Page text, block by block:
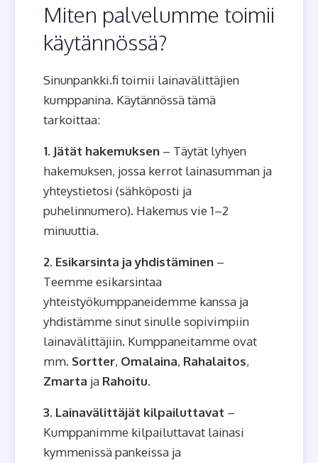
Miten palvelumme toimii
käytännössä?
Sinunpankki.fi toimii lainavälittäjien
kumppanina. Käytännössä tämä
tarkoittaa:
1. Jätät hakemuksen – Täytät lyhyen
hakemuksen, jossa kerrot lainasumman ja
yhteystietosi (sähköposti ja
puhelinnumero). Hakemus vie 1–2
minuuttia.
2. Esikarsinta ja yhdistäminen –
Teemme esikarsintaa
yhteistyökumppaneidemme kanssa ja
yhdistämme sinut sinulle sopivimpiin
lainavälittäjiin. Kumppaneitamme ovat
mm. Sortter, Omalaina, Rahalaitos,
Zmarta ja Rahoitu.
3. Lainavälittäjät kilpailuttavat –
Kumppanimme kilpailuttavat lainasi
kymmenissä pankeissa ja